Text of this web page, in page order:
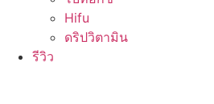
Hifu
ดริปวิตามิน
รีวิว